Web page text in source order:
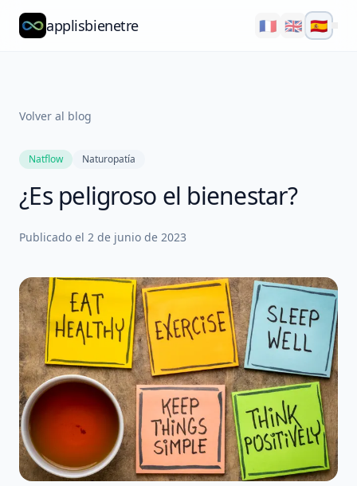
applisbienetre 🇫🇷 🇬🇧 🇪🇸
QuizzFlow
Blog
Nosotros
Explorar
Volver al blog
Natflow Naturopatía
¿Es peligroso el bienestar?
Publicado el 2 de junio de 2023